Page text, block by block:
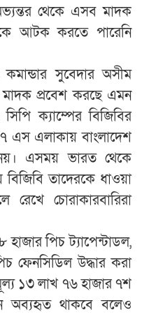
থেকে এসব মাদক
আটক করতে পারেনি
কমান্ডার সুবেদার অসীম
মাদক প্রবেশ করছে এমন
ক্যাম্পের বিজিবির
এস এলাকায় বাংলাদেশ
এসময় ভারত থেকে
তাদেরকে ধাওয়া
চোরাকারবারিরা
পিচ ট্যাপেন্টাডল,
উদ্ধার করা
১৩ লাখ ৭৬ হাজার ৭শ
অব্যহৃত থাকবে বলেও